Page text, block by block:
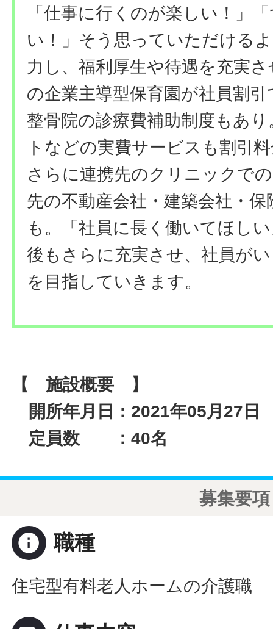
「仕事に行くのが楽しい！」
い！」そう思っていただける
力し、福利厚生や待遇を充実
の企業主導型保育園が社員割
整骨院の診療費補助制度もあ
トなどの実費サービスも割引
さらに連携先のクリニックで
先の不動産会社・建築会社・
も。「社員に長く働いてほし
後もさらに充実させ、社員が
を目指していきます。
【 施設概要 】
開所年月日：2021年05月27日
定員数 ：40名
募集要項
info 職種
住宅型有料老人ホームの介護職